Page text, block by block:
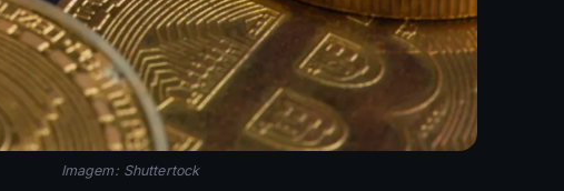
Imagem: Shuttertock